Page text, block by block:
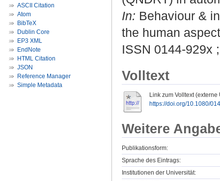
ASCII Citation
Atom
BibTeX
Dublin Core
EP3 XML
EndNote
HTML Citation
JSON
Reference Manager
Simple Metadata
In: Behaviour &
the human
ISSN 0144-929x
Volltext
Link zum Volltext (externe
https://doi.org/10.1080/
Weitere
Publikationsform:
Sprache des Eintrags:
Institutionen der Universität: